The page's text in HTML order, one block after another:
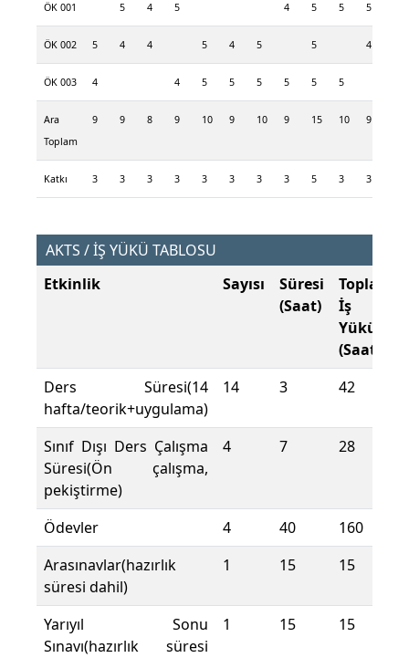
ÖK 001 5 4 5 4 5 5 5
ÖK 002 5 4 4 5 4 5 5 4
ÖK 003 4 4 5 5 5 5 5 5
Ara
Toplam
9 9 8 9 10 9 10 9 15 10 9
Katkı 3 3 3 3 3 3 3 3 5 3 3
AKTS / İŞ YÜKÜ TABLOSU
Etkinlik
Sayısı
Süresi
(Saat)
Toplam
İş
Yükü
(Saat)
Ders Süresi(14
hafta/teorik+uygulama)
14 3 42
Sınıf Dışı Ders Çalışma
Süresi(Ön çalışma,
pekiştirme)
4 7 28
Ödevler 4 40
160
Arasınavlar(hazırlık
süresi dahil)
1 15 15
Yarıyıl Sonu
Sınavı(hazırlık süresi
1 15 15